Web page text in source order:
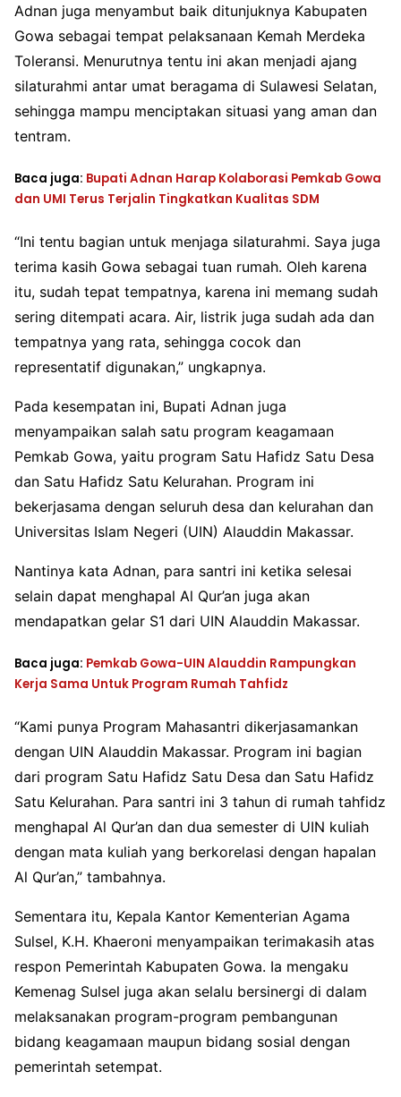
Adnan juga menyambut baik ditunjuknya Kabupaten
Gowa sebagai tempat pelaksanaan Kemah Merdeka
Toleransi. Menurutnya tentu ini akan menjadi ajang
silaturahmi antar umat beragama di Sulawesi Selatan,
sehingga mampu menciptakan situasi yang aman dan
tentram.
Baca juga: Bupati Adnan Harap Kolaborasi Pemkab Gowa
dan UMI Terus Terjalin Tingkatkan Kualitas SDM
“Ini tentu bagian untuk menjaga silaturahmi. Saya juga
terima kasih Gowa sebagai tuan rumah. Oleh karena
itu, sudah tepat tempatnya, karena ini memang sudah
sering ditempati acara. Air, listrik juga sudah ada dan
tempatnya yang rata, sehingga cocok dan
representatif digunakan,” ungkapnya.
Pada kesempatan ini, Bupati Adnan juga
menyampaikan salah satu program keagamaan
Pemkab Gowa, yaitu program Satu Hafidz Satu Desa
dan Satu Hafidz Satu Kelurahan. Program ini
bekerjasama dengan seluruh desa dan kelurahan dan
Universitas Islam Negeri (UIN) Alauddin Makassar.
Nantinya kata Adnan, para santri ini ketika selesai
selain dapat menghapal Al Qur’an juga akan
mendapatkan gelar S1 dari UIN Alauddin Makassar.
Baca juga: Pemkab Gowa-UIN Alauddin Rampungkan
Kerja Sama Untuk Program Rumah Tahfidz
“Kami punya Program Mahasantri dikerjasamankan
dengan UIN Alauddin Makassar. Program ini bagian
dari program Satu Hafidz Satu Desa dan Satu Hafidz
Satu Kelurahan. Para santri ini 3 tahun di rumah tahfidz
menghapal Al Qur’an dan dua semester di UIN kuliah
dengan mata kuliah yang berkorelasi dengan hapalan
Al Qur’an,” tambahnya.
Sementara itu, Kepala Kantor Kementerian Agama
Sulsel, K.H. Khaeroni menyampaikan terimakasih atas
respon Pemerintah Kabupaten Gowa. Ia mengaku
Kemenag Sulsel juga akan selalu bersinergi di dalam
melaksanakan program-program pembangunan
bidang keagamaan maupun bidang sosial dengan
pemerintah setempat.